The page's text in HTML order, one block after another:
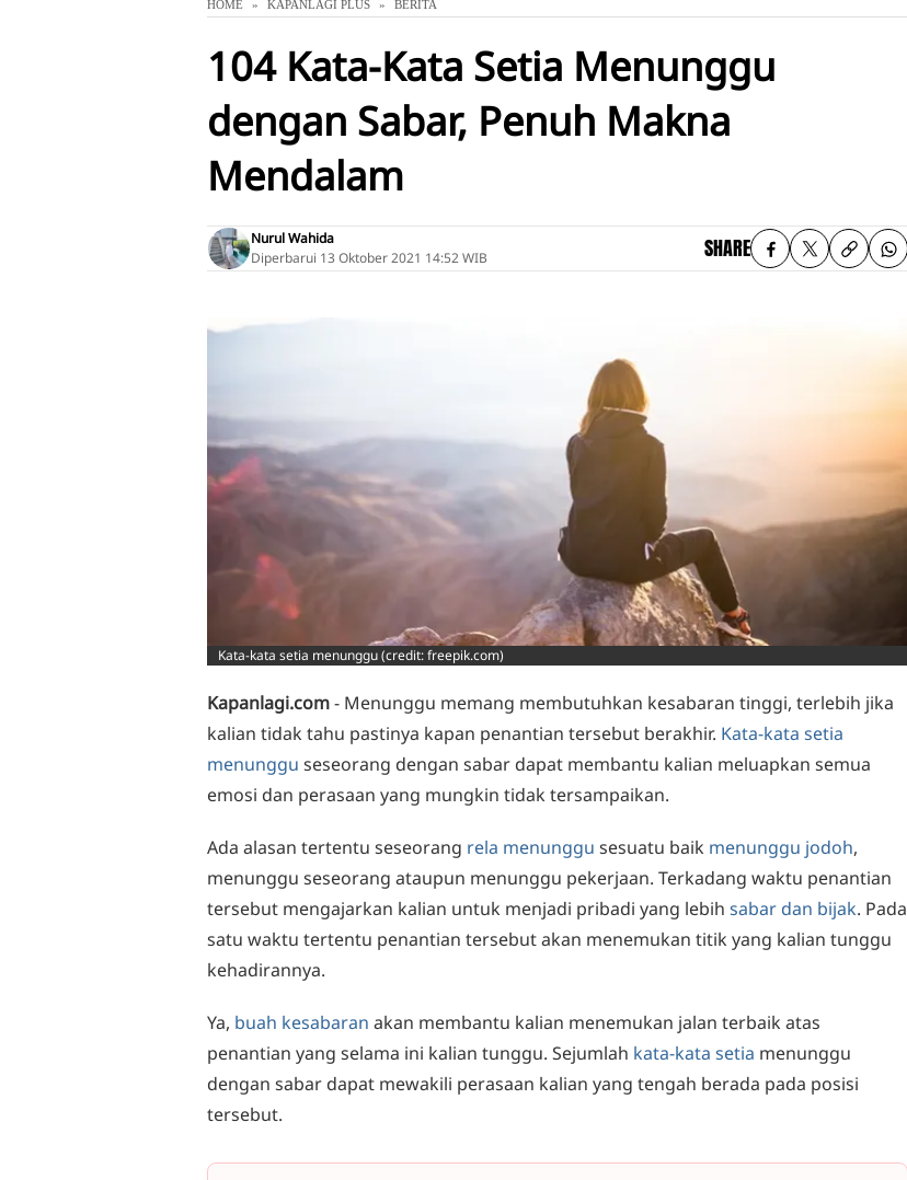
HOME KAPANLAGI PLUS BERITA
104 Kata-Kata Setia Menunggu
dengan Sabar, Penuh Makna
Mendalam
Nurul Wahida
Diperbarui 13 Oktober 2021 14:52 WIB SHARE
Kata-kata setia menunggu (credit: freepik.com)
Kapanlagi.com- Menunggu memang membutuhkan kesabaran tinggi, terlebih jika
kalian tidak tahu pastinya kapan penantian tersebut berakhir. Kata-kata setia
menunggu seseorang dengan sabar dapat membantu kalian meluapkan semua
emosi dan perasaan yang mungkin tidak tersampaikan.
Ada alasan tertentu seseorang rela menunggu sesuatu baik menunggu jodoh,
menunggu seseorang ataupun menunggu pekerjaan. Terkadang waktu penantian
tersebut mengajarkan kalian untuk menjadi pribadi yang lebih sabar dan bijak. Pada
satu waktu tertentu penantian tersebut akan menemukan titik yang kalian tunggu
kehadirannya.
Ya, buah kesabaran akan membantu kalian menemukan jalan terbaik atas
penantian yang selama ini kalian tunggu. Sejumlah kata-kata setia menunggu
dengan sabar dapat mewakili perasaan kalian yang tengah berada pada posisi
tersebut.